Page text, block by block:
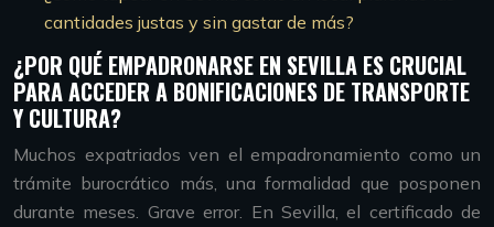
cantidades justas y sin gastar de más?
¿POR QUÉ EMPADRONARSE EN SEVILLA ES CRUCIAL
PARA ACCEDER A BONIFICACIONES DE TRANSPORTE
Y CULTURA?
Muchos expatriados ven el empadronamiento como un
trámite burocrático más, una formalidad que posponen
durante meses. Grave error. En Sevilla, el certificado de